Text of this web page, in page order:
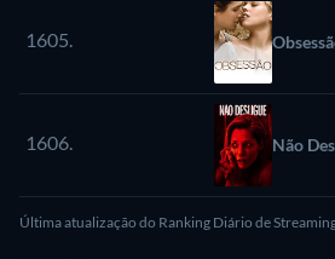
1605.
1606. Não
Última atualização do Ranking Diário de